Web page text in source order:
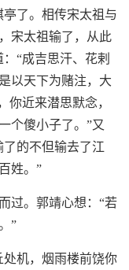
了。相传宋太祖与
宋太祖输了，从此
“成吉思汗、花剌
以天下为赌注，大
你近来潜思默念，
个傻小子了。”又
的不但输去了江
姓。”
过。郭靖心想：“若
”
处机，烟雨楼前饶你